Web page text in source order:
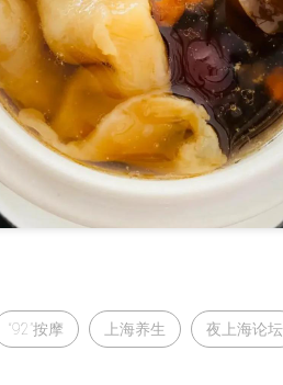
“92”按摩 上海养生 夜上海论坛